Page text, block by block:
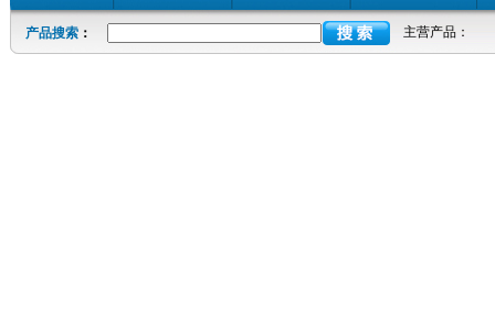
产品搜索 ： 主营产品：